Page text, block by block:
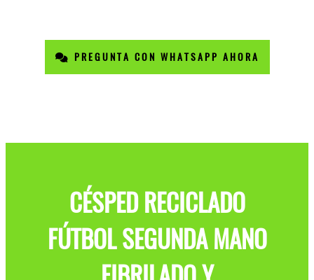
PREGUNTA CON WHATSAPP AHORA
CÉSPED RECICLADO
FÚTBOL SEGUNDA MANO